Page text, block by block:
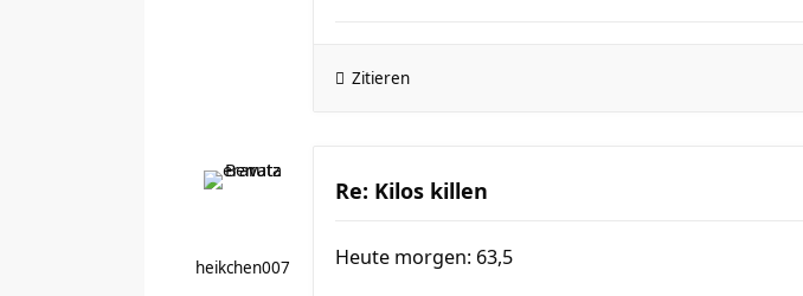
Zitieren
heikchen007
Re: Kilos killen
Heute morgen: 63,5